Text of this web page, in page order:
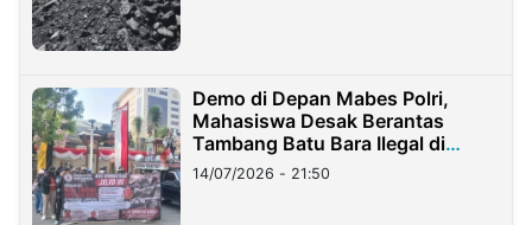
Demo di Depan Mabes Polri,
Mahasiswa Desak Berantas
Tambang Batu Bara Ilegal di
Lampung
14/07/2026 - 21:50